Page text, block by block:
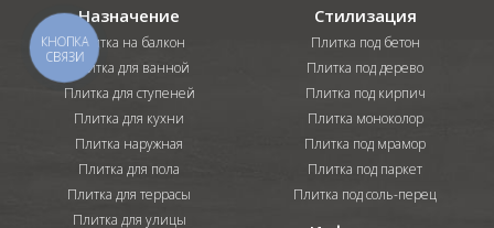
Назначение
Плитка на балкон
Плитка для ванной
Плитка для ступеней
Плитка для кухни
Плитка наружная
Плитка для пола
Плитка для террасы
Плитка для улицы
Стилизация
Плитка под бетон
Плитка под дерево
Плитка под кирпич
Плитка моноколор
Плитка под мрамор
Плитка под паркет
Плитка под соль-перец
КНОПКА
СВЯЗИ